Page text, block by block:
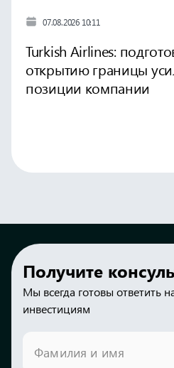
07.08.2026 10:11
Turkish Airlines:
открытию границы
позиции компании
Получите
Мы всегда готовы ответить
инвестициям
Фамилия и имя